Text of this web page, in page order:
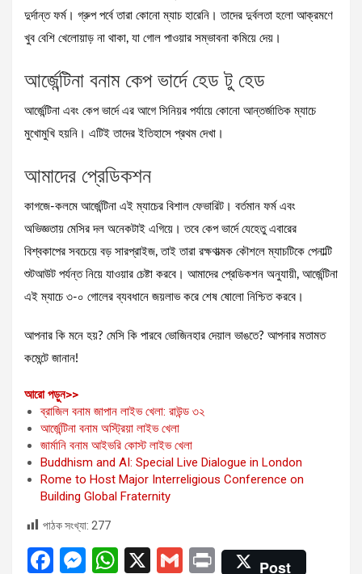
দুর্দান্ত ফর্ম। গ্রুপ পর্বে তারা কোনো ম্যাচ হারেনি। তাদের দুর্বলতা হলো আক্রমণে
খুব বেশি খেলোয়াড় না থাকা, যা গোল পাওয়ার সম্ভাবনা কমিয়ে দেয়।
আর্জেন্টিনা বনাম কেপ ভার্দে হেড টু হেড
আর্জেন্টিনা এবং কেপ ভার্দে এর আগে সিনিয়র পর্যায়ে কোনো আন্তর্জাতিক ম্যাচে
মুখোমুখি হয়নি। এটিই তাদের ইতিহাসে প্রথম দেখা।
আমাদের প্রেডিকশন
কাগজে-কলমে আর্জেন্টিনা এই ম্যাচের বিশাল ফেভারিট। বর্তমান ফর্ম এবং
অভিজ্ঞতায় মেসির দল অনেকটাই এগিয়ে। তবে কেপ ভার্দে যেহেতু এবারের
বিশ্বকাপের সবচেয়ে বড় সারপ্রাইজ, তাই তারা রক্ষণাত্মক কৌশলে ম্যাচটিকে পেনাল্টি
শুটআউট পর্যন্ত নিয়ে যাওয়ার চেষ্টা করবে। আমাদের প্রেডিকশন অনুযায়ী, আর্জেন্টিনা
এই ম্যাচে ৩-০ গোলের ব্যবধানে জয়লাভ করে শেষ ষোলো নিশ্চিত করবে।
আপনার কি মনে হয়? মেসি কি পারবে ভোজিনহার দেয়াল ভাঙতে? আপনার মতামত
কমেন্টে জানান!
আরো পড়ুন>>:
আর্জেন্টিনা
বনাম
কেপ
ভার্দে
লাইভ
খেলা:
৩২
এর
শেষ
ব্রাজিল বনাম জাপান লাইভ খেলা: রাউন্ড ৩২
আর্জেন্টিনা বনাম অস্ট্রিয়া লাইভ খেলা
জার্মানি বনাম আইভরি কোস্ট লাইভ খেলা
Buddhism and AI: Special Live Dialogue in London
Rome to Host Major Interreligious Conference on
Building Global Fraternity
পাঠক সংখ্যা: 277
F
M W X
G
Pr
Post